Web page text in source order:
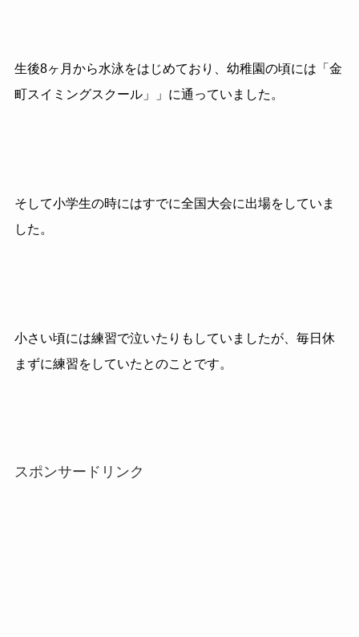
生後8ヶ月から水泳をはじめており、幼稚園の頃には「金
町スイミングスクール」」に通っていました。
そして小学生の時にはすでに全国大会に出場をしていま
した。
小さい頃には練習で泣いたりもしていましたが、毎日休
まずに練習をしていたとのことです。
スポンサードリンク